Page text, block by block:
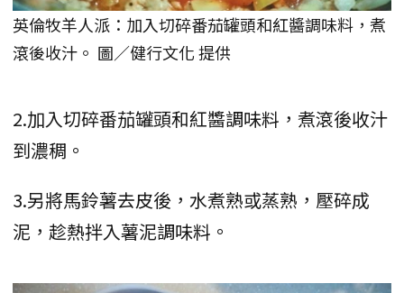
英倫牧羊人派：加入切碎番茄罐頭和紅醬調味料，煮
滾後收汁。 圖／健行文化 提供
2.加入切碎番茄罐頭和紅醬調味料，煮滾後收汁
到濃稠。
3.另將馬鈴薯去皮後，水煮熟或蒸熟，壓碎成
泥，趁熱拌入薯泥調味料。